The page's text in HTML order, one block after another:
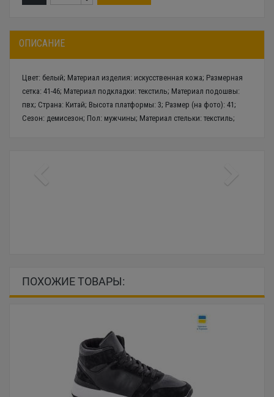
ОПИСАНИЕ
Цвет: белый; Материал изделия: искусственная кожа; Размерная
сетка: 41-46; Материал подкладки: текстиль; Материал подошвы:
пвх; Страна: Китай; Высота платформы: 3; Размер (на фото): 41;
Сезон: демисезон; Пол: мужчины; Материал стельки: текстиль;
ПОХОЖИЕ ТОВАРЫ: